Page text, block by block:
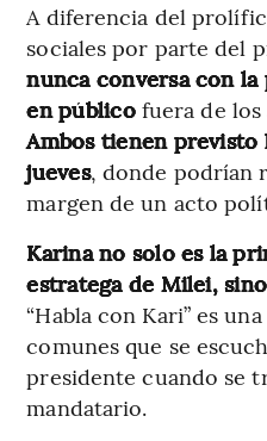
A diferencia del
sociales por parte del
nunca conversa con la
en públicofuera de los
Ambos tienen previsto
jueves, donde podrían
margen de un acto
Karina no solo es la
estratega de Milei,
“Habla con Kari” es
comunes que se
presidente cuando se
mandatario.